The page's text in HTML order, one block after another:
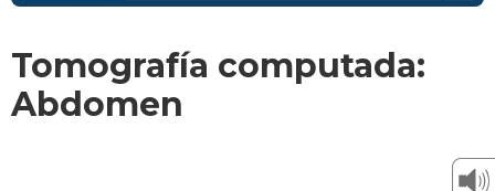
Tomografía computada:
Abdomen